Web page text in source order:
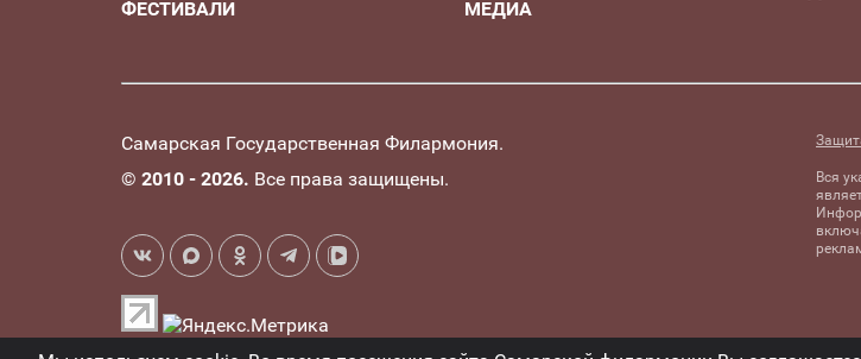
ФЕСТИВАЛИ
МЕДИА
Самарская Государственная Филармония.
© 2010 - 2026. Все права защищены.
Вся